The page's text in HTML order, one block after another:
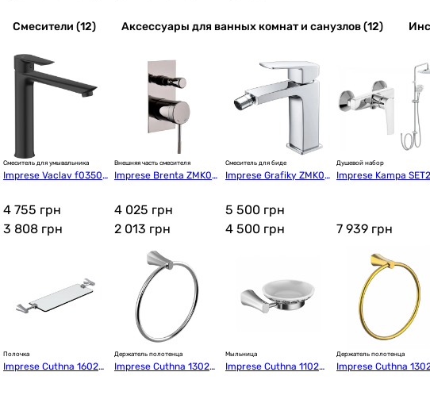
Смесители (12) Аксессуары для ванных комнат и санузлов (12)
Смеситель для умывальника
Imprese Vaclav f03506
4 755 грн
3 808 грн
Внешняя часть смесителя
Imprese Brenta ZMK09
4 025 грн
2 013 грн
Смеситель для биде
Imprese Grafiky ZMK06
5 500 грн
4 500 грн
Душевой набор
Imprese Kampa
7 939 грн
Полочка
Imprese Cuthna 16028
Держатель полотенца
Imprese Cuthna 13028
Мыльница
Imprese Cuthna 11028
Держатель полотенца
Imprese Cuthna